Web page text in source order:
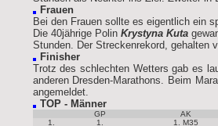
Frauen
Bei den Frauen sollte es eigentlich ein
Die 40jährige Polin Krystyna Kuta
Stunden. Der Streckenrekord, gehalten
Finisher
Trotz des schlechten Wetters gab es
anderen Dresden-Marathons. Beim
angemeldet.
TOP - Männer
GP AK
1.
1. 1. M35